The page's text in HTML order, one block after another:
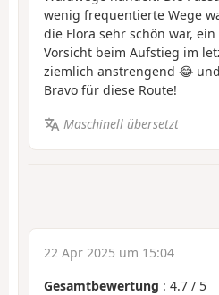
wenig frequentierte Wege
die Flora sehr schön war,
Vorsicht beim Aufstieg im
ziemlich anstrengend 😂
Bravo für diese Route!
Maschinell übersetzt
22 Apr 2025 um 15:04
Gesamtbewertung : 4.7 / 5